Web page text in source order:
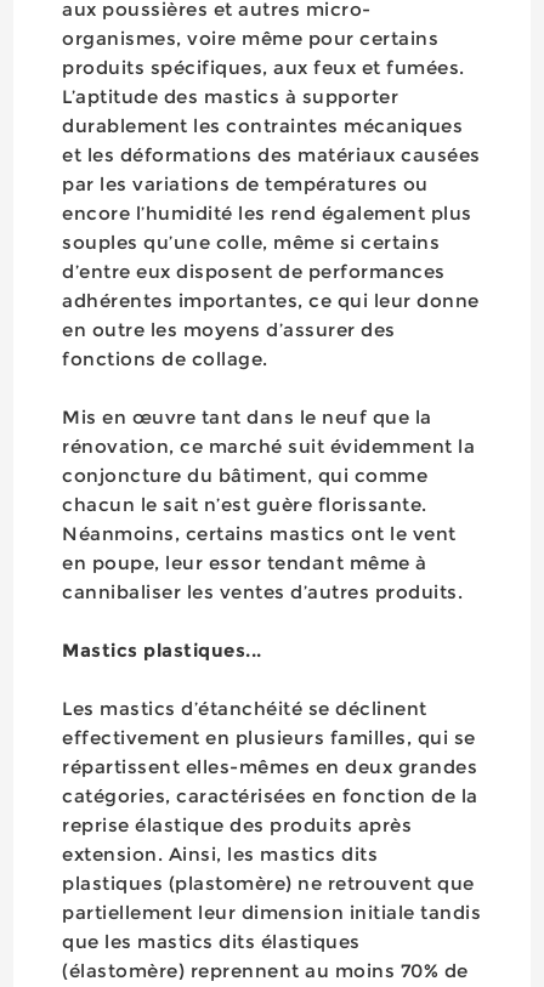
aux poussières et autres micro-
organismes, voire même pour certains
produits spécifiques, aux feux et fumées.
L’aptitude des mastics à supporter
durablement les contraintes mécaniques
et les déformations des matériaux causées
par les variations de températures ou
encore l’humidité les rend également plus
souples qu’une colle, même si certains
d’entre eux disposent de performances
adhérentes importantes, ce qui leur donne
en outre les moyens d’assurer des
fonctions de collage.
Mis en œuvre tant dans le neuf que la
rénovation, ce marché suit évidemment la
conjoncture du bâtiment, qui comme
chacun le sait n’est guère florissante.
Néanmoins, certains mastics ont le vent
en poupe, leur essor tendant même à
cannibaliser les ventes d’autres produits.
Mastics plastiques...
Les mastics d’étanchéité se déclinent
effectivement en plusieurs familles, qui se
répartissent elles-mêmes en deux grandes
catégories, caractérisées en fonction de la
reprise élastique des produits après
extension. Ainsi, les mastics dits
plastiques (plastomère) ne retrouvent que
partiellement leur dimension initiale tandis
que les mastics dits élastiques
(élastomère) reprennent au moins 70% de